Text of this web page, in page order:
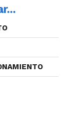
(18,26%),
(10%) y 31
total de